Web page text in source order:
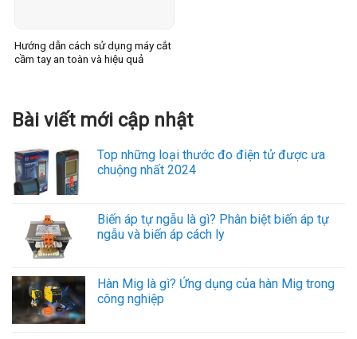
Hướng dẫn cách sử dụng máy cắt
cầm tay an toàn và hiệu quả
Bài viết mới cập nhật
Top những loại thước đo điện tử được ưa
chuộng nhất 2024
Biến áp tự ngẫu là gì? Phân biệt biến áp tự
ngẫu và biến áp cách ly
Hàn Mig là gì? Ứng dụng của hàn Mig trong
công nghiệp